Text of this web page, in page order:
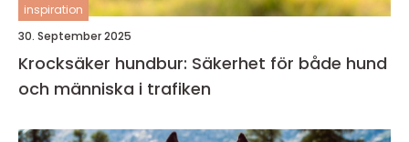
inspiration
30. September 2025
Krocksäker hundbur: Säkerhet för både hund
och människa i trafiken